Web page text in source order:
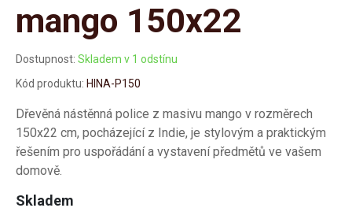
mango 150x22
Dostupnost: Skladem v 1 odstínu
Kód produktu: HINA-P150
Dřevěná nástěnná police z masivu mango v rozměrech
150x22 cm, pocházející z Indie, je stylovým a praktickým
řešením pro uspořádání a vystavení předmětů ve vašem
domově.
Skladem